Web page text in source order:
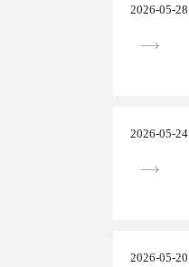
2026-05-28
2026-05-24
2026-05-20